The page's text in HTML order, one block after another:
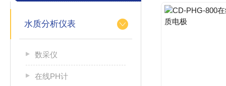
水质分析仪表
数采仪
在线PH计